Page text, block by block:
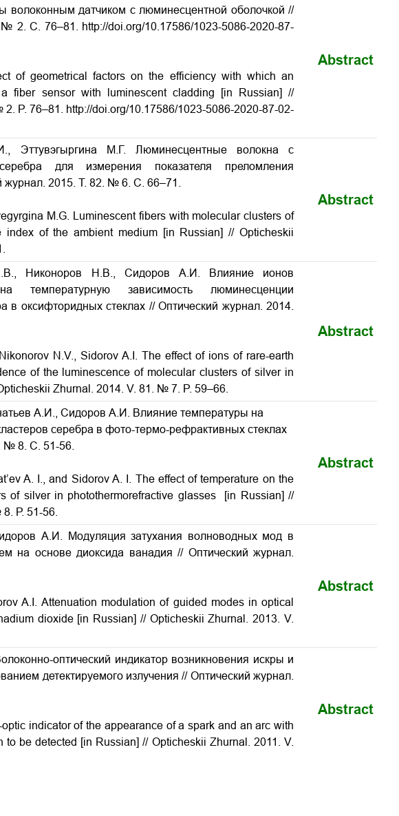
волоконным датчиком с люминесцентной оболочкой //
2. С. 76–81. http://doi.org/10.17586/1023-5086-2020-87-
of geometrical factors on the efficiency with which an
fiber sensor with luminescent cladding [in Russian] //
P. 76–81. http://doi.org/10.17586/1023-5086-2020-87-02-
Abstract
Эттувэгыргина М.Г. Люминесцентные волокна с
для измерения показателя преломления
журнал. 2015. Т. 82. № 6. С. 66–71.
M.G.
Luminescent fibers with molecular clusters of
index of the ambient medium [in Russian] // Opticheskii
Abstract
Никоноров Н.В., Сидоров А.И. Влияние ионов
температурную зависимость люминесценции
в оксифторидных стеклах // Оптический журнал. 2014.
N.V., Sidorov A.I. The effect of ions of rare-earth
of the luminescence of molecular clusters of silver in
Zhurnal. 2014. V. 81. № 7. P. 59–66.
Abstract
А.И., Сидоров А.И. Влияние температуры на
серебра в фото-термо-рефрактивных стеклах
№ 8. С. 51-56.
A. I., and Sidorov A. I. The effect of temperature on the
of silver in photothermorefractive glasses [in Russian] //
Р. 51-56.
Abstract
А.И. Модуляция затухания волноводных мод в
на основе диоксида ванадия // Оптический журнал.
A.I. Attenuation modulation of guided modes in optical
dioxide [in Russian] // Opticheskii Zhurnal. 2013. V.
Abstract
оптический индикатор возникновения искры и
детектируемого излучения // Оптический журнал.
indicator of the appearance of a spark and an arc with
be detected [in Russian] // Opticheskii Zhurnal. 2011. V.
Abstract